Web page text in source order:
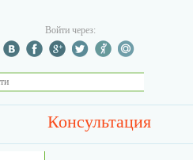
Войти через:
Консультация